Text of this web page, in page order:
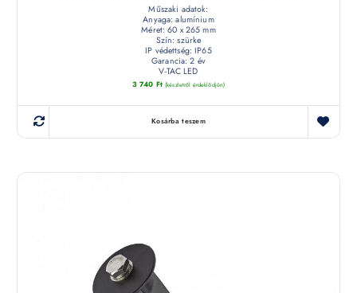
Műszaki adatok:
Anyaga: alumínium
Méret: 60 x 265 mm
Szín: szürke
IP védettség: IP65
Garancia: 2 év
V-TAC LED
3 740 Ft (készletről érdeklődjön)
Kosárba teszem